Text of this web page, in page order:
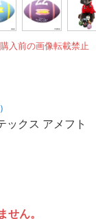
入前の画像転載禁止
ックス アメフト
せん。